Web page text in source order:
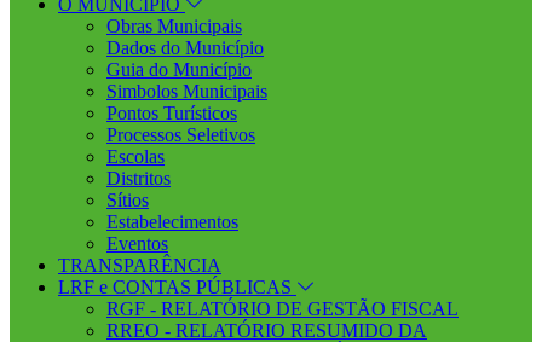
O MUNICÍPIO
Obras Municipais
Dados do Município
Guia do Município
Simbolos Municipais
Pontos Turísticos
Processos Seletivos
Escolas
Distritos
Sítios
Estabelecimentos
Eventos
TRANSPARÊNCIA
LRF e CONTAS PÚBLICAS
RGF - RELATÓRIO DE GESTÃO FISCAL
RREO - RELATÓRIO RESUMIDO DA